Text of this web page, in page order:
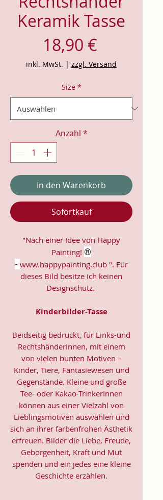
Keramik Tasse
18,90 €
inkl. MwSt. | zzgl. Versand
Size *
Anzahl *
In den Warenkorb
Sofortkauf
"Nach einer Idee von Happy
Painting! ®
- www.happypainting.club ". Für
dieses Bild besitze ich keinen
Designschutz.
Kinderbilder-Tasse
Beidseitig bedruckt, für Links-und
RechtshänderInnen, mit einem
von vielen bunten Motiven –
Kinder, Tiere, Fantasiewesen und
Gegenstände. Kleine und große
Tee- oder Kakao-TrinkerInnen
können aus einer Vielzahl von
Lieblingsmotiven auswählen und
sich an ihrer farbenfrohen Ästhetik
erfreuen. Bilder die Liebe, Freude,
Geborgenheit, Kraft und Mut
spenden und ein jedes eine kleine
Geschichte erzählen.